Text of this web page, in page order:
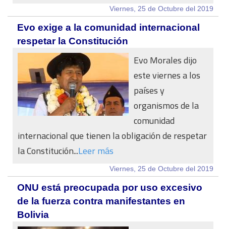
Viernes, 25 de Octubre del 2019
Evo exige a la comunidad internacional
respetar la Constitución
Evo Morales dijo
este viernes a los
países y
organismos de la
comunidad
internacional que tienen la obligación de respetar
la Constitución...Leer más
Viernes, 25 de Octubre del 2019
ONU está preocupada por uso excesivo
de la fuerza contra manifestantes en
Bolivia